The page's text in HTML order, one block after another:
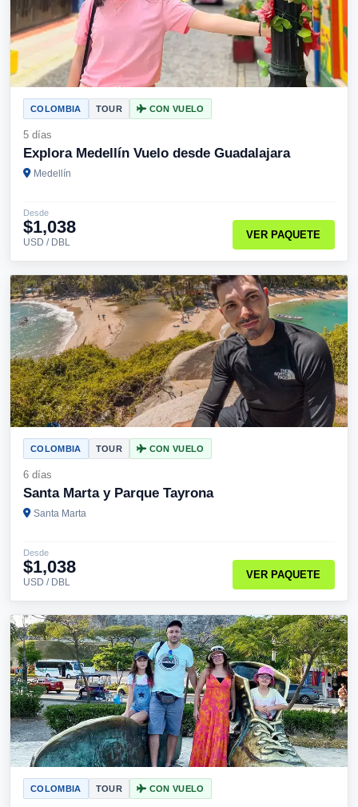
COLOMBIA TOUR CON VUELO
5 días
Explora Medellín Vuelo desde Guadalajara
Medellín
Desde
$1,038
USD / DBL
VER PAQUETE
COLOMBIA TOUR CON VUELO
6 días
Santa Marta y Parque Tayrona
Santa Marta
Desde
$1,038
USD / DBL
VER PAQUETE
COLOMBIA TOUR CON VUELO